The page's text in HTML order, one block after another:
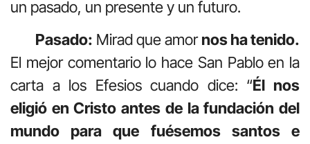
un pasado, un presente y un futuro.
Pasado: Mirad que amornos ha tenido.
El mejor comentario lo hace San Pablo en la
carta a los Efesios cuando dice: “Él nos
eligió en Cristo antes de la fundación del
mundo para que fuésemos santos e